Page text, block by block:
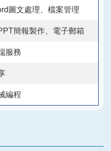
圖文處理、檔案管理
簡報製作、電子郵箱
服務
編程